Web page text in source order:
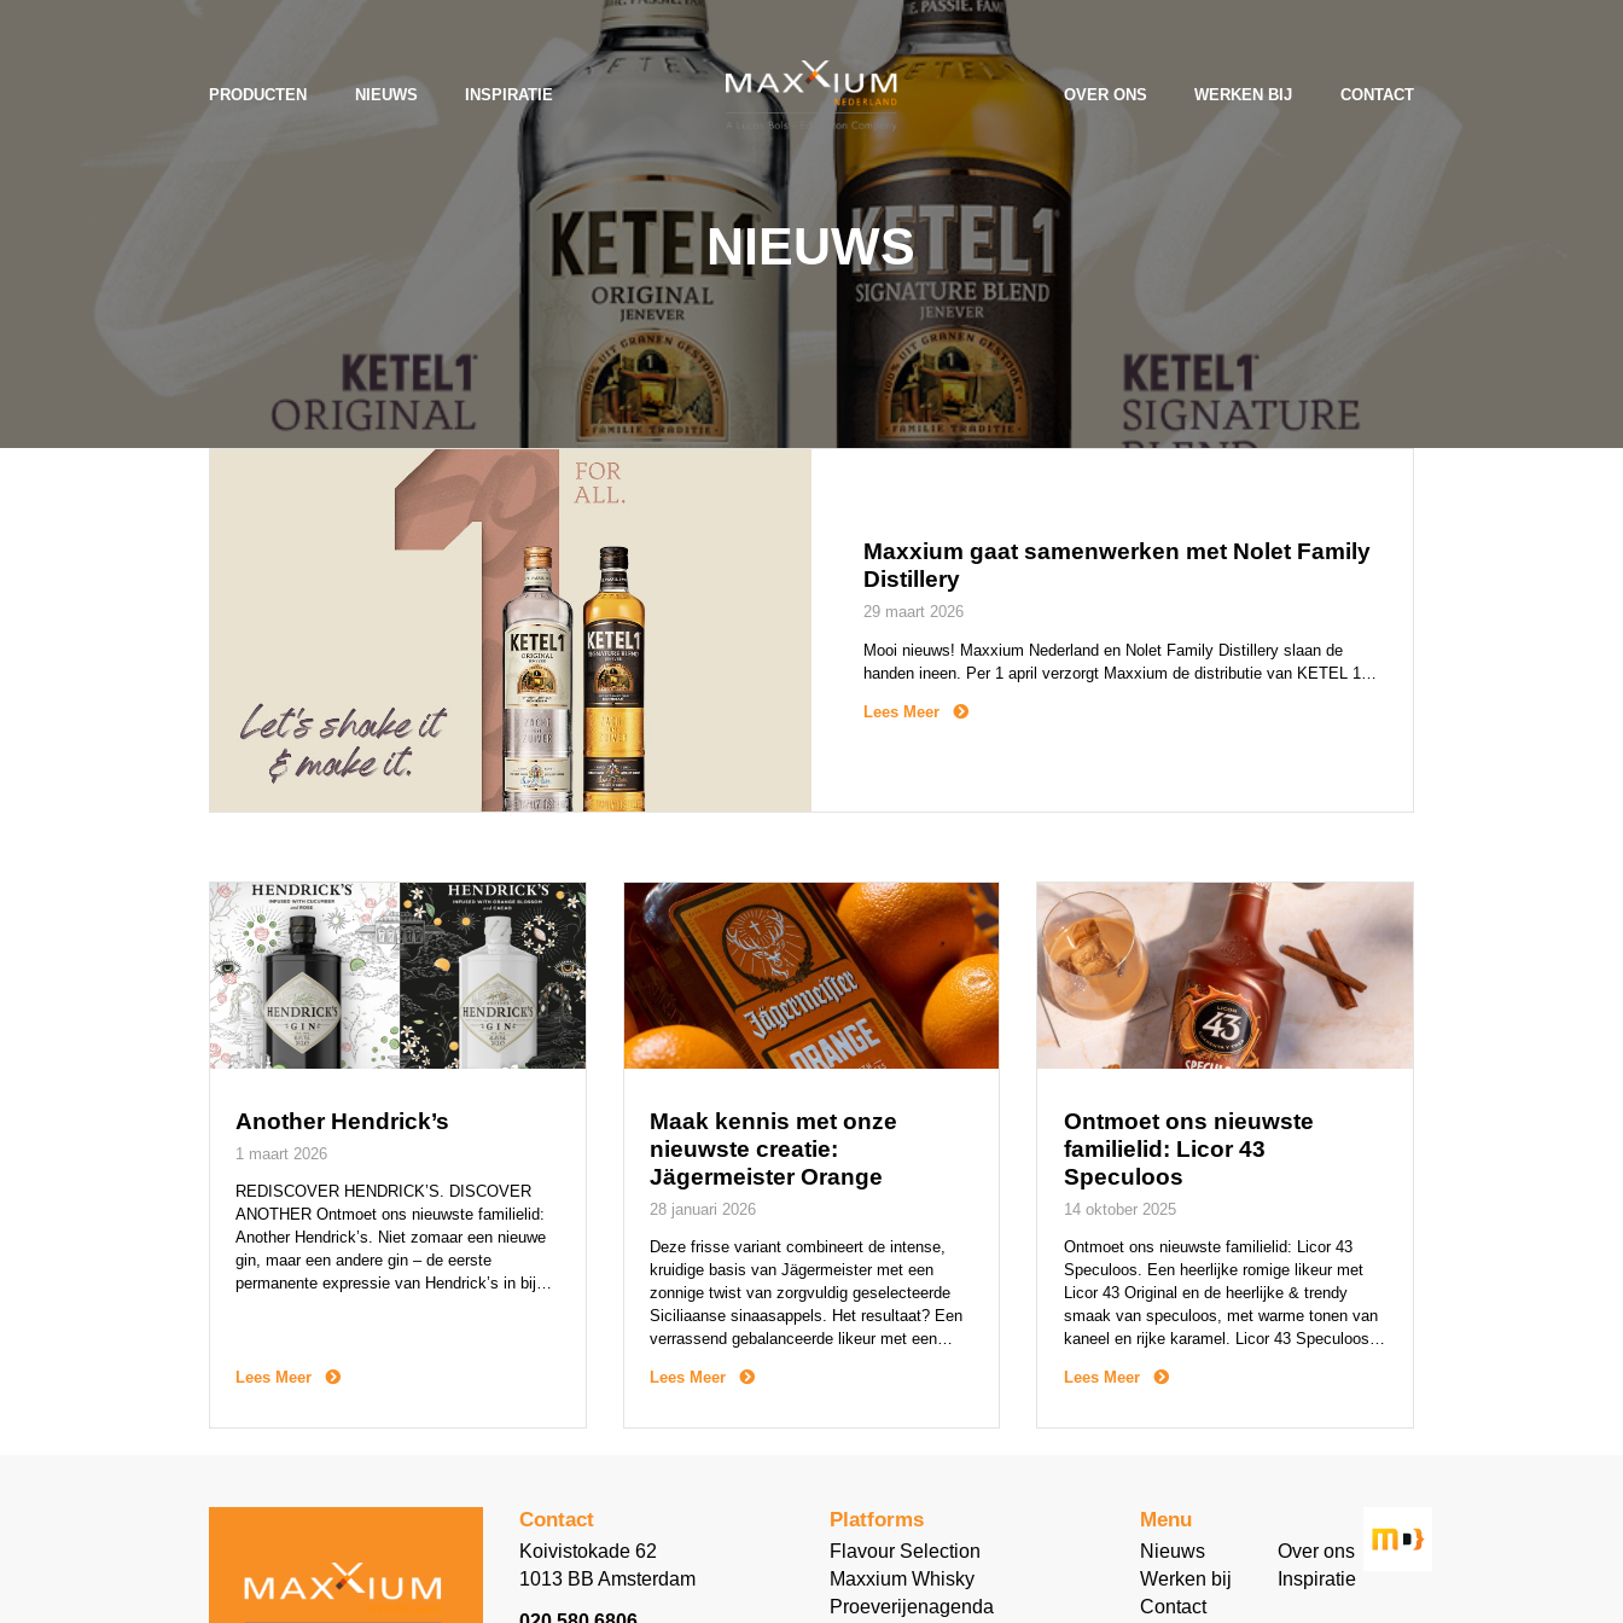
PRODUCTEN NIEUWS INSPIRATIE OVER ONS WERKEN BIJ CONTACT
NIEUWS
Maxxium gaat samenwerken met Nolet Family
Distillery
29 maart 2026
Mooi nieuws! Maxxium Nederland en Nolet Family Distillery slaan de
handen ineen. Per 1 april verzorgt Maxxium de distributie van KETEL 1
Met deze samenwerking bundelen we onze krachten met een van de
Lees Meer
Another Hendrick’s
1 maart 2026
REDISCOVER HENDRICK’S. DISCOVER
ANOTHER Ontmoet ons nieuwste familielid:
Another Hendrick’s. Niet zomaar een nieuwe
gin, maar een andere gin – de eerste
permanente expressie van Hendrick’s in bijna
van roos en komkommer zijn uiteraard
Lees Meer
Maak kennis met onze
nieuwste creatie:
Jägermeister Orange
28 januari 2026
Deze frisse variant combineert de intense,
kruidige basis van Jägermeister met een
zonnige twist van zorgvuldig geselecteerde
Siciliaanse sinaasappels. Het resultaat? Een
verrassend gebalanceerde likeur met een
Jägermeister. Jägermeister Orange wordt
Net als het origineel is deze variant geworteld
Lees Meer
Ontmoet ons nieuwste
familielid: Licor 43
Speculoos
14 oktober 2025
Ontmoet ons nieuwste familielid: Licor 43
Speculoos. Een heerlijke romige likeur met
Licor 43 Original en de heerlijke & trendy
smaak van speculoos, met warme tonen van
kaneel en rijke karamel. Licor 43 Speculoos
rijke, donker getoaste kleur en gouden
[…]
Lees Meer
Contact
Koivistokade 62
1013 BB Amsterdam
Platforms
Flavour Selection
Maxxium Whisky
Proeverijenagenda
Menu
Nieuws
Over ons
Werken bij
Inspiratie
Contact